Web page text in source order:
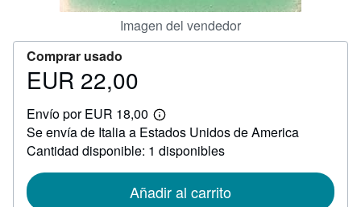
Imagen del vendedor
Comprar usado
Precio
22,00
EUR 22,00
Envío por EUR 18,00
Más
información
sobre
las
envío
Se envía de Italia a Estados Unidos de America
Cantidad disponible: 1 disponibles
Añadir al carrito